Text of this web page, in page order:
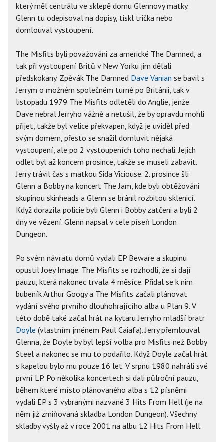
který měl centrálu ve sklepě domu Glennovy matky.
Glenn tu odepisoval na dopisy, tiskl trička nebo
domlouval vystoupení.
The Misfits byli považováni za americké The Damned, a
tak při vystoupení Britů v New Yorku jim dělali
předskokany. Zpěvák The Damned Dave Vanian se bavil s
Jerrym o možném společném turné po Británii, tak v
listopadu 1979 The Misfits odletěli do Anglie, jenže
Dave nebral Jerryho vážně a netušil, že by opravdu mohli
přijet, takže byl velice překvapen, když je uviděl před
svým domem, přesto se snažil domluvit nějaká
vystoupení, ale po 2 vystoupeních toho nechali. Jejich
odlet byl až koncem prosince, takže se museli zabavit.
Jerry trávil čas s matkou Sida Viciouse. 2. prosince šli
Glenn a Bobby na koncert The Jam, kde byli obtěžováni
skupinou skinheads a Glenn se bránil rozbitou sklenicí.
Když dorazila policie byli Glenn i Bobby zatčeni a byli 2
dny ve vězení. Glenn napsal v cele píseň London
Dungeon.
Po svém návratu domů vydali EP Beware a skupinu
opustil Joey Image. The Misfits se rozhodli, že si dají
pauzu, která nakonec trvala 4 měsíce. Přidal se k nim
bubeník Arthur Googy a The Misfits začali plánovat
vydání svého prvního dlouhohrajícího alba u Plan 9. V
této době také začal hrát na kytaru Jerryho mladší bratr
Doyle (vlastním jménem Paul Caiafa). Jerry přemlouval
Glenna, že Doyle by byl lepší volba pro Misfits než Bobby
Steel a nakonec se mu to podařilo. Když Doyle začal hrát
s kapelou bylo mu pouze 16 let. V srpnu 1980 nahráli své
první LP. Po několika koncertech si dali půlroční pauzu,
během které místo plánovaného alba s 12 písněmi
vydali EP s 3 vybranými nazvané 3 Hits From Hell (je na
něm již zmiňovaná skladba London Dungeon). Všechny
skladby vyšly až v roce 2001 na albu 12 Hits From Hell.